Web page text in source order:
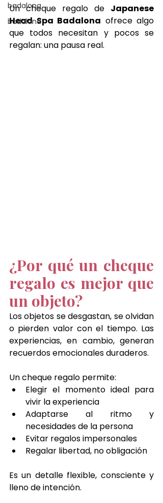
badalona
badalona
Un cheque regalo de Japanese
Head Spa Badalona ofrece algo
que todos necesitan y pocos se
regalan: una pausa real.
¿Por qué un cheque
regalo es mejor que
un objeto?
Los objetos se desgastan, se olvidan
o pierden valor con el tiempo. Las
experiencias, en cambio, generan
recuerdos emocionales duraderos.
Un cheque regalo permite:
Elegir el momento ideal para
vivir la experiencia
Adaptarse al ritmo y
necesidades de la persona
Evitar regalos impersonales
Regalar libertad, no obligación
Es un detalle flexible, consciente y
lleno de intención.